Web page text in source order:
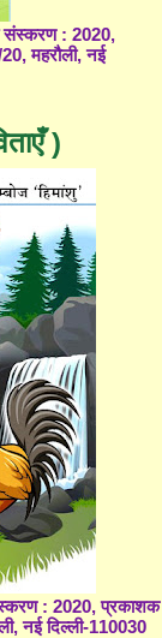
संस्करण : 2020,
महरौली, नई
)
: 2020, प्रकाशक
नई दिल्ली-110030